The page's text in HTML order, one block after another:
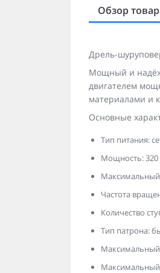
Обзор
Дрель-
Мощный и
двигателем
материалами и
Основные
Тип питания:
Мощность: 320
Частота
Количество
Тип патрона:
Максимальный